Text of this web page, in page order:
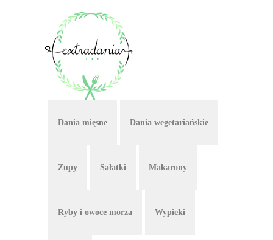
Dania mięsne Dania wegetariańskie
Zupy Sałatki Makarony
Ryby i owoce morza Wypieki